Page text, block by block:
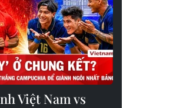
Việt Nam vs